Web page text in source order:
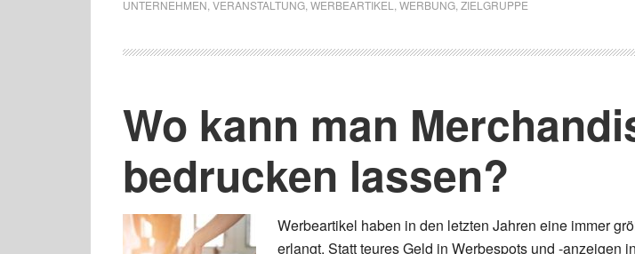
UNTERNEHMEN VERANSTALTUNG WERBEARTIKEL WERBUNG ZIELGRUPPE
Wo kann man
bedrucken lassen?
Werbeartikel haben in den letzten Jahren eine immer
erlangt. Statt teures Geld in Werbespots und -anzeigen